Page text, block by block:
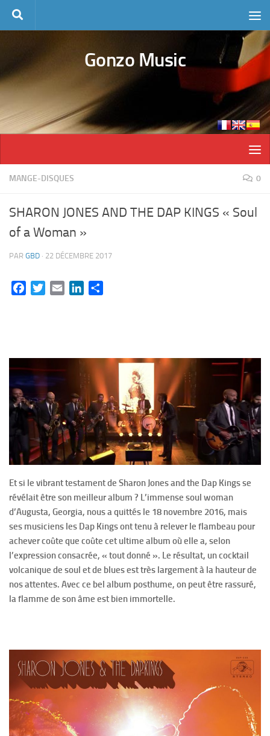
Skip to content
Gonzo Music
MANGE-DISQUES 0
SHARON JONES AND THE DAP KINGS « Soul
of a Woman »
PAR GBD · 22 DÉCEMBRE 2017
FacebookTwitterEmail LinkedIn
Et si le vibrant testament de Sharon Jones and the Dap Kings se
révélait être son meilleur album ? L’immense soul woman
d’Augusta, Georgia, nous a quittés le 18 novembre 2016, mais
ses musiciens les Dap Kings ont tenu à relever le flambeau pour
achever coûte que coûte cet ultime album où elle a, selon
l’expression consacrée, « tout donné ». Le résultat, un cocktail
volcanique de soul et de blues est très largement à la hauteur de
nos attentes. Avec ce bel album posthume, on peut être rassuré,
la flamme de son âme est bien immortelle.